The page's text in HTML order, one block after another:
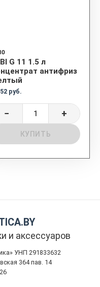
G 11 1.5 л
антифриз
руб.
− +
КУПИТЬ
и аксессуаров
УНП 291833632
364 пав. 14